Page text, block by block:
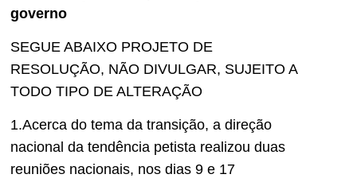
governo
SEGUE ABAIXO PROJETO DE
RESOLUÇÃO, NÃO DIVULGAR, SUJEITO A
TODO TIPO DE ALTERAÇÃO
1.Acerca do tema da transição, a direção
nacional da tendência petista realizou duas
reuniões nacionais, nos dias 9 e 17